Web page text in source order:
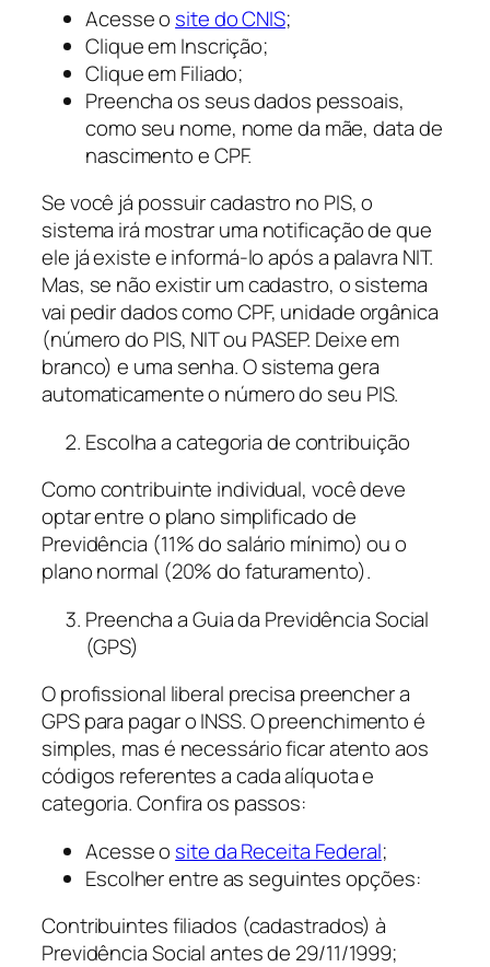
Acesse o site do CNIS;
Clique em Inscrição;
Clique em Filiado;
Preencha os seus dados pessoais,
como seu nome, nome da mãe, data de
nascimento e CPF.
Se você já possuir cadastro no PIS, o
sistema irá mostrar uma notificação de que
ele já existe e informá-lo após a palavra NIT.
Mas, se não existir um cadastro, o sistema
vai pedir dados como CPF, unidade orgânica
(número do PIS, NIT ou PASEP. Deixe em
branco) e uma senha. O sistema gera
automaticamente o número do seu PIS.
Escolha a categoria de contribuição
Como contribuinte individual, você deve
optar entre o plano simplificado de
Previdência (11% do salário mínimo) ou o
plano normal (20% do faturamento).
Preencha a Guia da Previdência Social
(GPS)
O profissional liberal precisa preencher a
GPS para pagar o INSS. O preenchimento é
simples, mas é necessário ficar atento aos
códigos referentes a cada alíquota e
categoria. Confira os passos:
Acesse o site da Receita Federal;
Escolher entre as seguintes opções:
Contribuintes filiados (cadastrados) à
Previdência Social antes de 29/11/1999;